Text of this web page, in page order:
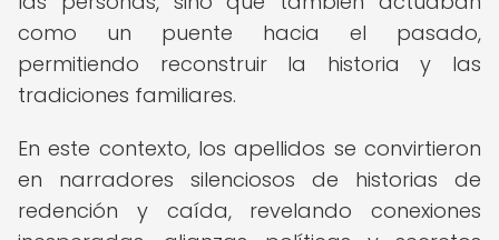
como un puente hacia el pasado,
permitiendo reconstruir la historia y las
tradiciones familiares.
En este contexto, los apellidos se convirtieron
en narradores silenciosos de historias de
redención y caída, revelando conexiones